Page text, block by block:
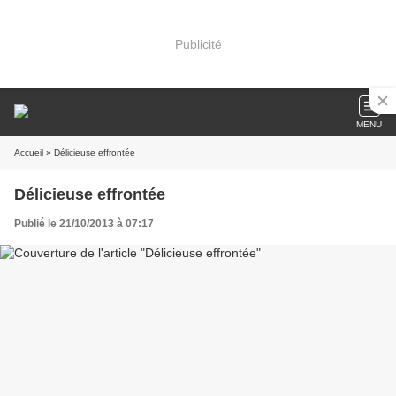
Publicité
MENU
Accueil » Délicieuse effrontée
Délicieuse effrontée
Publié le 21/10/2013 à 07:17